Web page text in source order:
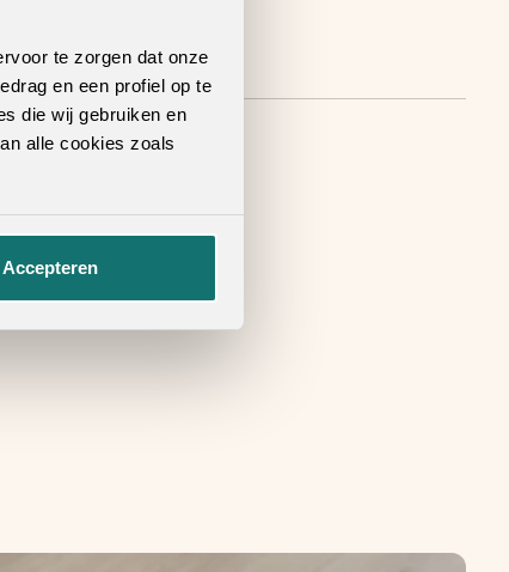
te zorgen dat onze
en een profiel op te
die wij gebruiken en
alle cookies zoals
Accepteren